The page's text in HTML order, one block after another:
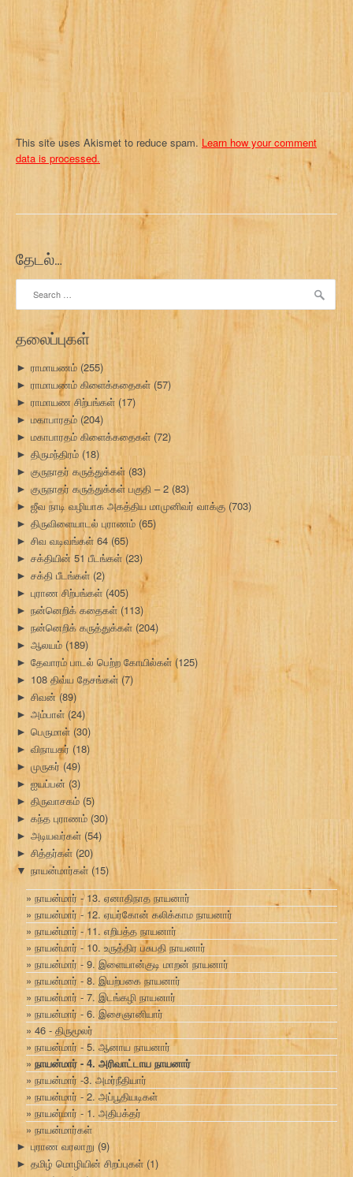
o
n
This site uses Akismet to reduce spam. Learn how your comment
data is processed.
தேடல்…
தலைப்புகள்
► ராமாயணம் (255)
► ராமாயணம் கிளைக்கதைகள் (57)
► ராமாயண சிற்பங்கள் (17)
► மகாபாரதம் (204)
► மகாபாரதம் கிளைக்கதைகள் (72)
► திருமந்திரம் (18)
► குருநாதர் கருத்துக்கள் (83)
► குருநாதர் கருத்துக்கள் பகுதி – 2 (83)
► ஜீவ நாடி வழியாக அகத்திய மாமுனிவர் வாக்கு (703)
► திருவிளையாடல் புராணம் (65)
► சிவ வடிவங்கள் 64 (65)
► சக்தியின் 51 பீடங்கள் (23)
► சக்தி பீடங்கள் (2)
► புராண சிற்பங்கள் (405)
► நன்னெறிக் கதைகள் (113)
► நன்னெறிக் கருத்துக்கள் (204)
► ஆலயம் (189)
► தேவாரம் பாடல் பெற்ற கோயில்கள் (125)
► 108 திவ்ய தேசங்கள் (7)
► சிவன்(89)
► அம்பாள் (24)
► பெருமாள் (30)
► விநாயகர் (18)
► முருகர் (49)
► ஐயப்பன் (3)
► திருவாசகம் (5)
► கந்த புராணம் (30)
► அடியவர்கள் (54)
► சித்தர்கள் (20)
▼ நாயன்மார்கள் (15)
நாயன்மார் - 13. ஏனாதிநாத நாயனார்
நாயன்மார் - 12. ஏயர்கோன் கலிக்காம நாயனார்
நாயன்மார் - 11. எறிபத்த நாயனார்
நாயன்மார் - 10. உருத்திர பசுபதி நாயனார்
நாயன்மார் - 9. இளையான்குடி மாறன் நாயனார்
நாயன்மார் - 8. இயற்பகை நாயனார்
நாயன்மார் - 7. இடங்கழி நாயனார்
நாயன்மார் - 6. இசைஞானியார்
46 - திருமூலர்
நாயன்மார் - 5. ஆனாய நாயனார்
நாயன்மார் - 4. அரிவாட்டாய நாயனார்
நாயன்மார் -3. அமர்நீதியார்
நாயன்மார் - 2. அப்பூதியடிகள்
நாயன்மார் - 1. அதிபக்தர்
நாயன்மார்கள்
► புராண வரலாறு (9)
► தமிழ் மொழியின் சிறப்புகள் (1)